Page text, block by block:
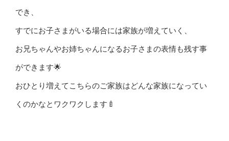
でき、
すでにお子さまがいる場合には家族が増えていく、
お兄ちゃんやお姉ちゃんになるお子さまの表情も残す事
ができます🌟
おひとり増えてこちらのご家族はどんな家族になってい
くのかなとワクワクします🍼